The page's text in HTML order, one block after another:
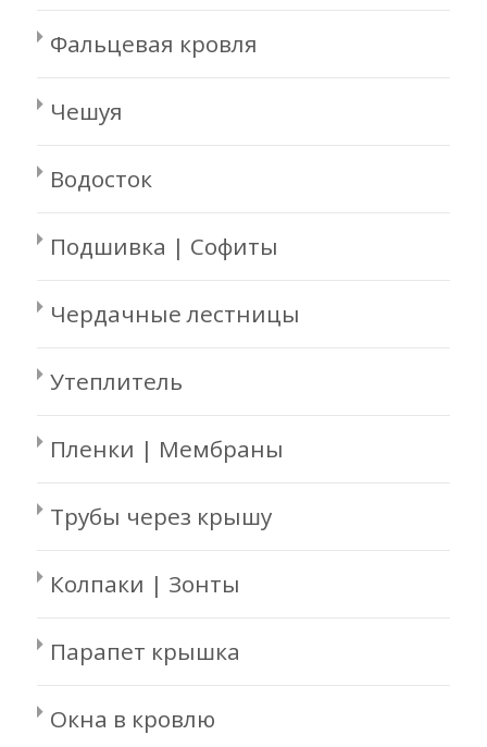
Фальцевая кровля
Чешуя
Водосток
Подшивка | Софиты
Чердачные лестницы
Утеплитель
Пленки | Мембраны
Трубы через крышу
Колпаки | Зонты
Парапет крышка
Окна в кровлю